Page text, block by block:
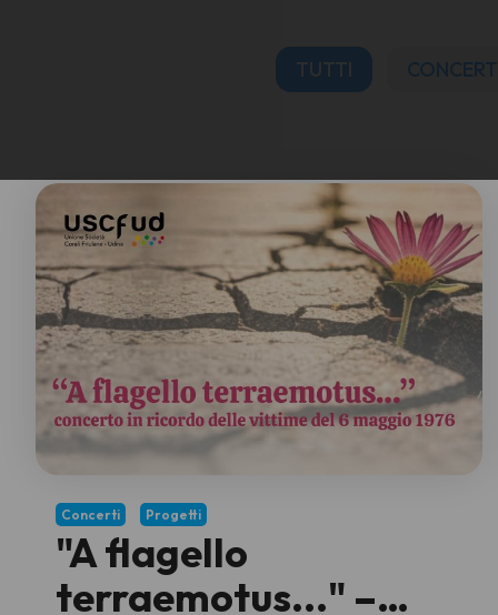
TUTTI
"A flagello
terraemotus..." –
Concerti Progetti